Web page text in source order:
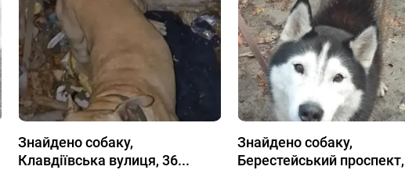
Знайдено собаку,
Клавдіївська вулиця, 36...
Знайдено собаку,
Берестейський